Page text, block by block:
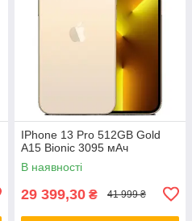
IPhone 13 Pro 512GB Gold
A15 Bionic 3095 мАч
В наявності
29 399,30 ₴ 41 999 ₴